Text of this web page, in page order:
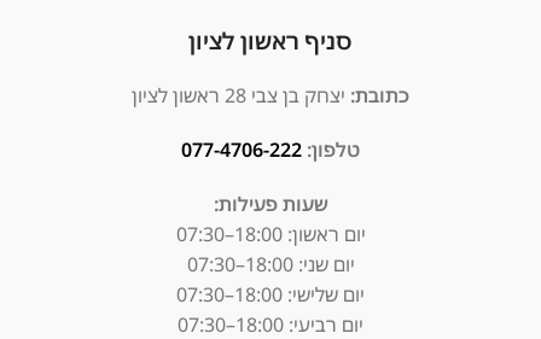
סניף ראשון לציון
כתובת: יצחק בן צבי 28 ראשון לציון
טלפון: 077-4706-222
שעות פעילות:
יום ראשון:18:00–07:30
יום שני: 18:00–07:30
יום שלישי: 18:00–07:30
יום רביעי: 18:00–07:30